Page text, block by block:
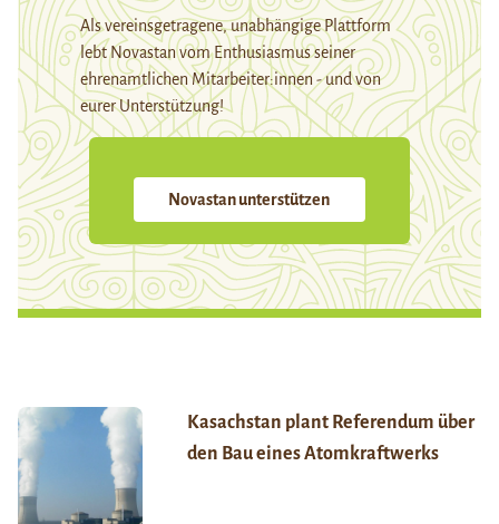
Als vereinsgetragene, unabhängige Plattform
lebt Novastan vom Enthusiasmus seiner
ehrenamtlichen Mitarbeiter:innen - und von
eurer Unterstützung!
Novastan unterstützen
Kasachstan plant Referendum über
den Bau eines Atomkraftwerks